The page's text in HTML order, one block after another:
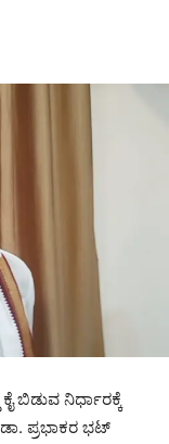
ಬಿಡುವ ನಿರ್ಧಾರಕ್ಕೆ
ಪ್ರಭಾಕರ ಭಟ್